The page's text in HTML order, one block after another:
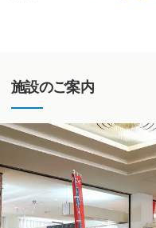
施設のご案内